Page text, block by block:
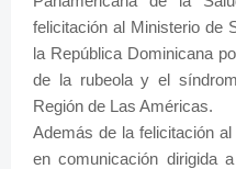
felicitación al Ministerio de
la República Dominicana
de la rubeola y el
Región de Las Américas.
Además de la felicitación
en comunicación dirigida